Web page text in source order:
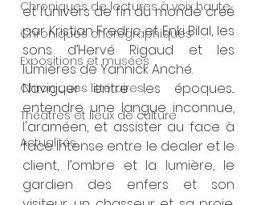
Chroniques de lectures à voix haute
Chroniques chorégraphiques
Expositions et musées
Chroniques littéraires
Théâtres et lieux de culture
Actualités
et l’univers de fin du monde créé
par Kristian Fredric et Enki Bilal, les
sons d’Hervé Rigaud et les
lumières de Yannick Anché.
Naviguer entre les époques...
entendre une langue inconnue,
l'araméen, et assister au face à
face intense entre le dealer et le
client, l’ombre et la lumière, le
gardien des enfers et son